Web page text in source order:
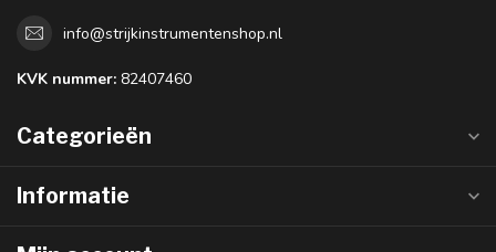
info@strijkinstrumentenshop.nl
KVK nummer: 82407460
Categorieën
Informatie